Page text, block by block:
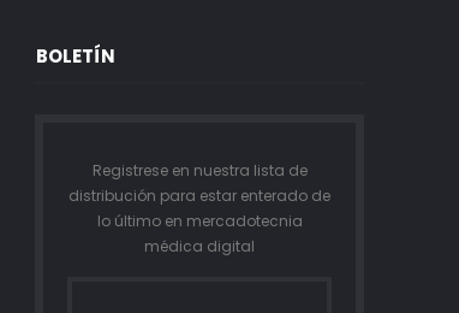
BOLETÍN
Registrese en nuestra lista de
distribución para estar enterado de
lo último en mercadotecnia
médica digital